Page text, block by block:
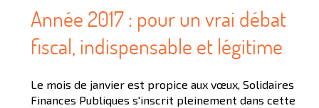
Année 2017 : pour un vrai débat
fiscal, indispensable et légitime
Le mois de janvier est propice aux vœux, Solidaires
Finances Publiques s'inscrit pleinement dans cette